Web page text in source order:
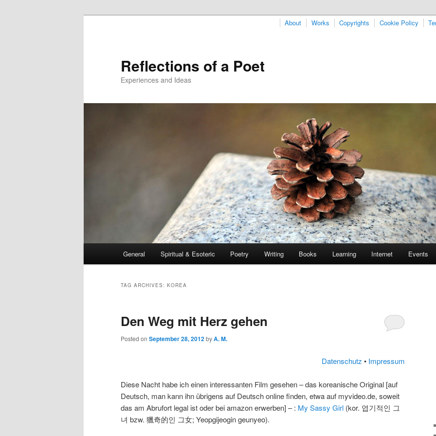
Cookie Policy
Copyrights
Works
About
Reflections of a Poet
Experiences and Ideas
Skip
content
Skip
content
General Spiritual & Esoteric Poetry Writing Books Learning Internet Events
TAG ARCHIVES: KOREA
Den Weg mit Herz gehen
Posted on September 28, 2012byA. M.
Datenschutz • Impressum
Diese Nacht habe ich einen interessanten Film gesehen – das koreanische Original [auf
Deutsch, man kann ihn übrigens auf Deutsch online finden, etwa auf myvideo.de, soweit
das am Abrufort legal ist oder bei amazon erwerben] – : My Sassy Girl (kor. 엽기적인 그
녀 bzw. 獵奇的인 그女; Yeopgijeogin geunyeo).